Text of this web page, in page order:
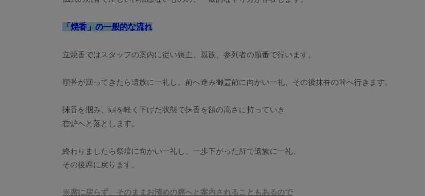
「焼香」の一般的な流れ
立焼香ではスタッフの案内に従い喪主、親族、参列者の順番で行います。
順番が回ってきたら遺族に一礼し、前へ進み御霊前に向かい一礼、その後抹香の前へ行きます。
抹香を掴み、頭を軽く下げた状態で抹香を額の高さに持っていき
香炉へと落とします。
終わりましたら祭壇に向かい一礼し、一歩下がった所で遺族に一礼、
その後席に戻ります。
※席に戻らず、そのままお清めの席へと案内されることもあるので